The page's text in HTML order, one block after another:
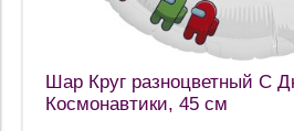
Шар Круг разноцветный С
Космонавтики, 45 см